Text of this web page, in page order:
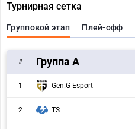
Турнирная сетка
Групповой этап Плей-офф
# Группа A
1 Gen.G Esport
2 TS